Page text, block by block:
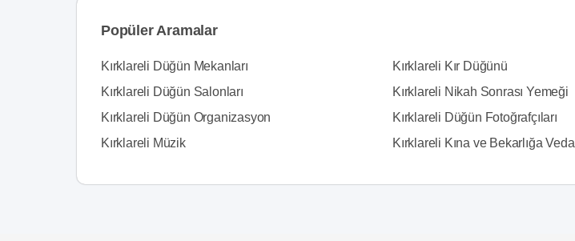
Popüler Aramalar
Kırklareli Düğün Mekanları Kırklareli Kır Düğünü
Kırklareli Düğün Salonları
Kırklareli Nikah Sonrası Yemeği
Kırklareli Düğün Organizasyon
Kırklareli Düğün Fotoğrafçıları
Kırklareli Müzik
Kırklareli Kına ve Bekarlığa Veda